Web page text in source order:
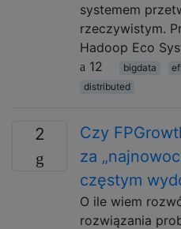
systemem
rzeczywistym.
Hadoop Eco
12
bigdata
distributed
2
Czy
za
częstym
O ile wiem
rozwiązania